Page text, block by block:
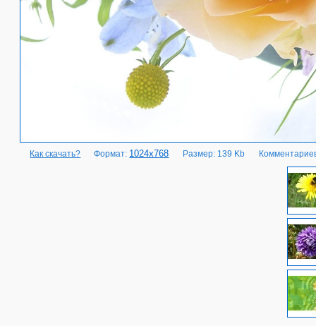
Как скачать? Формат: 1024x768 Размер: 139 Kb